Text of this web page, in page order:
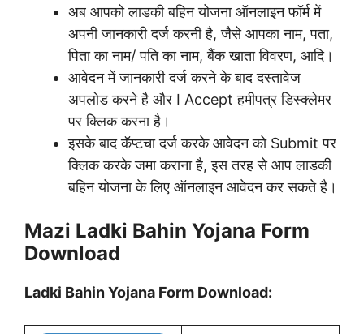
अब आपको लाडकी बहिन योजना ऑनलाइन फॉर्म में
अपनी जानकारी दर्ज करनी है, जैसे आपका नाम, पता,
पिता का नाम/ पति का नाम, बैंक खाता विवरण, आदि।
आवेदन में जानकारी दर्ज करने के बाद दस्तावेज
अपलोड करने है और I Accept हमीपत्र डिस्क्लेमर
पर क्लिक करना है।
इसके बाद कॅप्टचा दर्ज करके आवेदन को Submit पर
क्लिक करके जमा कराना है, इस तरह से आप लाडकी
बहिन योजना के लिए ऑनलाइन आवेदन कर सकते है।
Mazi Ladki Bahin Yojana Form
Download
Ladki Bahin Yojana Form Download: